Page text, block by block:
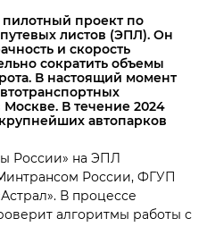
пилотный проект по
листов (ЭПЛ). Он
и скорость
сократить объемы
В настоящий момент
В течение 2024
автопарков
России» на ЭПЛ
России, ФГУП
В процессе
алгоритмы работы с